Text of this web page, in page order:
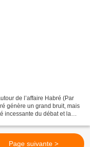
de l’affaire Habré (Par
génère un grand bruit, mais
incessante du débat et la
Page suivante >